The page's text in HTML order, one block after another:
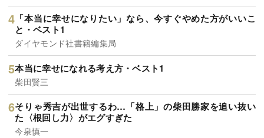
「本当に幸せになりたい」なら、今すぐやめた方がいいこ
と・ベスト1
ダイヤモンド社書籍編集局
本当に幸せになれる考え方・ベスト1
柴田賢三
そりゃ秀吉が出世するわ…「格上」の柴田勝家を追い抜い
た〈根回し力〉がエグすぎた
今泉慎一